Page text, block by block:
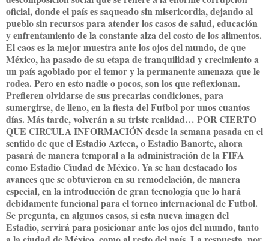
oficial, donde el país es saqueado sin misericordia, dejando al
pueblo sin recursos para atender los casos de salud, educación
y enfrentamiento de la constante alza del costo de los alimentos.
El caos es la mejor muestra ante los ojos del mundo, de que
México, ha pasado de su etapa de tranquilidad y crecimiento a
un país agobiado por el temor y la permanente amenaza que le
rodea. Pero en esto nadie o pocos, son los que reflexionan.
Prefieren olvidarse de sus precarias condiciones, para
sumergirse, de lleno, en la fiesta del Futbol por unos cuantos
días. Más tarde, volverán a su triste realidad… POR CIERTO
QUE CIRCULA INFORMACIÓN desde la semana pasada en el
sentido de que el Estadio Azteca, o Estadio Banorte, ahora
pasará de manera temporal a la administración de la FIFA
como Estadio Ciudad de México. Ya se han destacado los
avances que se obtuvieron en su remodelación, de manera
especial, en la introducción de gran tecnología que lo hará
debidamente funcional para el torneo internacional de Futbol.
Se pregunta, en algunos casos, si esta nueva imagen del
Estadio, servirá para posicionar ante los ojos del mundo, tanto